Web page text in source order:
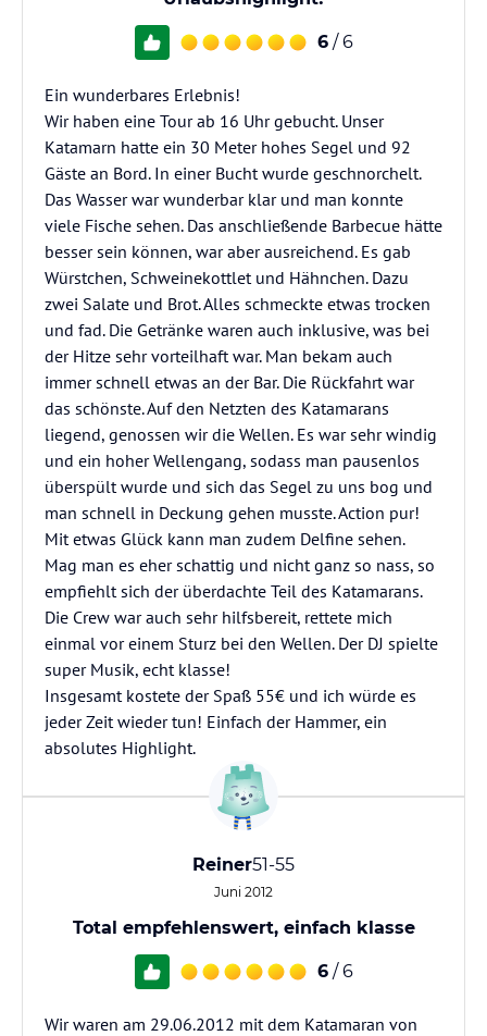
6 / 6
Ein wunderbares Erlebnis!
Wir haben eine Tour ab 16 Uhr gebucht. Unser
Katamarn hatte ein 30 Meter hohes Segel und 92
Gäste an Bord. In einer Bucht wurde geschnorchelt.
Das Wasser war wunderbar klar und man konnte
viele Fische sehen. Das anschließende Barbecue hätte
besser sein können, war aber ausreichend. Es gab
Würstchen, Schweinekottlet und Hähnchen. Dazu
zwei Salate und Brot. Alles schmeckte etwas trocken
und fad. Die Getränke waren auch inklusive, was bei
der Hitze sehr vorteilhaft war. Man bekam auch
immer schnell etwas an der Bar. Die Rückfahrt war
das schönste. Auf den Netzten des Katamarans
liegend, genossen wir die Wellen. Es war sehr windig
und ein hoher Wellengang, sodass man pausenlos
überspült wurde und sich das Segel zu uns bog und
man schnell in Deckung gehen musste. Action pur!
Mit etwas Glück kann man zudem Delfine sehen.
Mag man es eher schattig und nicht ganz so nass, so
empfiehlt sich der überdachte Teil des Katamarans.
Die Crew war auch sehr hilfsbereit, rettete mich
einmal vor einem Sturz bei den Wellen. Der DJ spielte
super Musik, echt klasse!
Insgesamt kostete der Spaß 55€ und ich würde es
jeder Zeit wieder tun! Einfach der Hammer, ein
absolutes Highlight.
Reiner51-55
Juni 2012
Total empfehlenswert, einfach klasse
6 / 6
Wir waren am 29.06.2012 mit dem Katamaran von